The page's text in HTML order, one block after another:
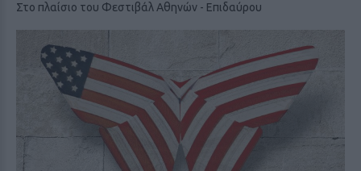
Στο πλαίσιο του Φεστιβάλ Αθηνών - Επιδαύρου